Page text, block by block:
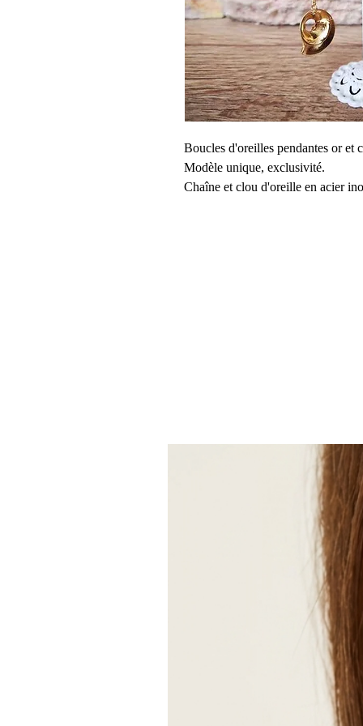
Boucles d'oreilles pendantes or et
Modèle unique, exclusivité.
Chaîne et clou d'oreille en acier